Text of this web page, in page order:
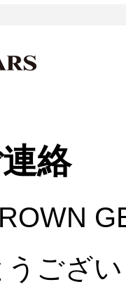
絡
うござ